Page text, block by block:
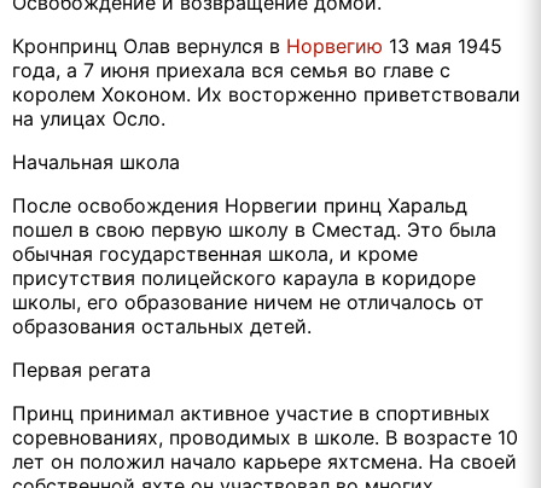
Кронпринц Олав вернулся в Норвегию 13 мая 1945
года, а 7 июня приехала вся семья во главе с
королем Хоконом. Их восторженно приветствовали
на улицах Осло.
Начальная школа
После освобождения Норвегии принц Харальд
пошел в свою первую школу в Сместад. Это была
обычная государственная школа, и кроме
присутствия полицейского караула в коридоре
школы, его образование ничем не отличалось от
образования остальных детей.
Первая регата
Принц принимал активное участие в спортивных
соревнованиях, проводимых в школе. В возрасте 10
лет он положил начало карьере яхтсмена. На своей